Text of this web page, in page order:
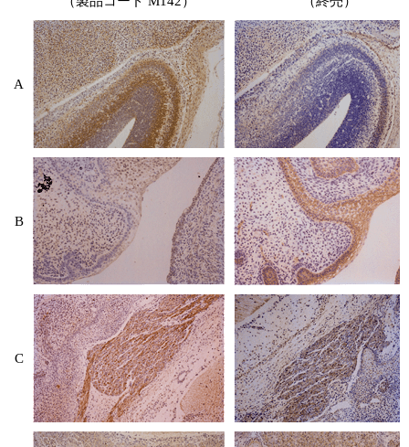
RNAi実験ガイド
アプリケーションノート
プロトコール集
ユーザーズボイス集
動画ライブラリー
Q&A
A
B
C